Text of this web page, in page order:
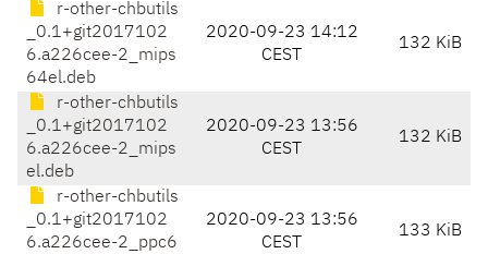
r-other-chbutils
_0.1+git2017102
6.a226cee-2_mips
64el.deb
2020-09-23 14:12
CEST
132 KiB
r-other-chbutils
_0.1+git2017102
6.a226cee-2_mips
el.deb
2020-09-23 13:56
CEST
132 KiB
r-other-chbutils
_0.1+git2017102
6.a226cee-2_ppc6
2020-09-23 13:56
CEST
133 KiB